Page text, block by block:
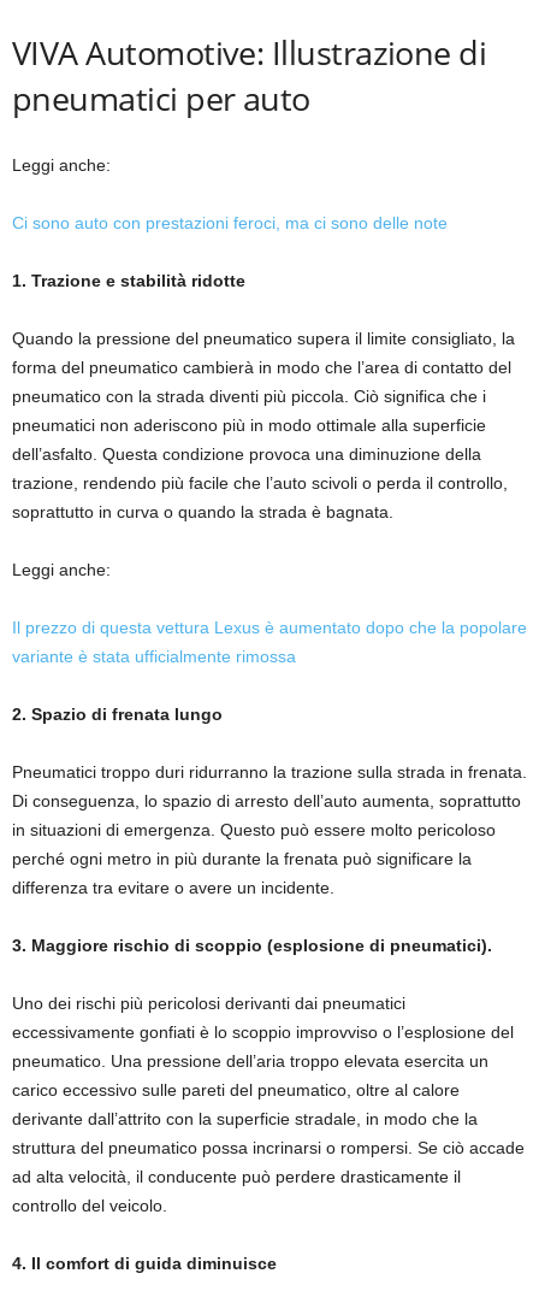
VIVA Automotive: Illustrazione di
pneumatici per auto
Leggi anche:
Ci sono auto con prestazioni feroci, ma ci sono delle note
1. Trazione e stabilità ridotte
Quando la pressione del pneumatico supera il limite consigliato, la
forma del pneumatico cambierà in modo che l’area di contatto del
pneumatico con la strada diventi più piccola. Ciò significa che i
pneumatici non aderiscono più in modo ottimale alla superficie
dell’asfalto. Questa condizione provoca una diminuzione della
trazione, rendendo più facile che l’auto scivoli o perda il controllo,
soprattutto in curva o quando la strada è bagnata.
Leggi anche:
Il prezzo di questa vettura Lexus è aumentato dopo che la popolare
variante è stata ufficialmente rimossa
2. Spazio di frenata lungo
Pneumatici troppo duri ridurranno la trazione sulla strada in frenata.
Di conseguenza, lo spazio di arresto dell’auto aumenta, soprattutto
in situazioni di emergenza. Questo può essere molto pericoloso
perché ogni metro in più durante la frenata può significare la
differenza tra evitare o avere un incidente.
3. Maggiore rischio di scoppio (esplosione di pneumatici).
Uno dei rischi più pericolosi derivanti dai pneumatici
eccessivamente gonfiati è lo scoppio improvviso o l’esplosione del
pneumatico. Una pressione dell’aria troppo elevata esercita un
carico eccessivo sulle pareti del pneumatico, oltre al calore
derivante dall’attrito con la superficie stradale, in modo che la
struttura del pneumatico possa incrinarsi o rompersi. Se ciò accade
ad alta velocità, il conducente può perdere drasticamente il
controllo del veicolo.
4. Il comfort di guida diminuisce